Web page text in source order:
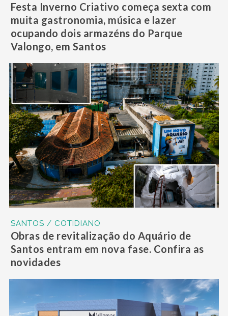
Festa Inverno Criativo começa sexta com
muita gastronomia, música e lazer
ocupando dois armazéns do Parque
Valongo, em Santos
SANTOS / COTIDIANO
Obras de revitalização do Aquário de
Santos entram em nova fase. Confira as
novidades